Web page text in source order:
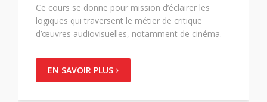
Le format sériel développé par les industries
audiovisuelles, qu’elles soient traditionnelles
(télévision) ou numériques (streaming) obéissent à
analysés dans ce cours.